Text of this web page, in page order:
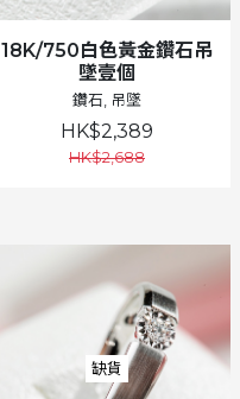
18K/750白色黃金鑽石吊
墜壹個
鑽石, 吊墜
HK$2,389
HK$2,688
缺貨